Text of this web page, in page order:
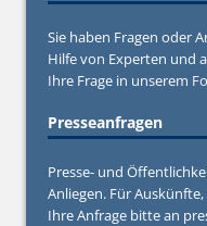
Sie haben Fragen oder
Hilfe von Experten und
Ihre Frage in unserem
Presseanfragen
Presse- und
Anliegen. Für
Ihre Anfrage bitte an